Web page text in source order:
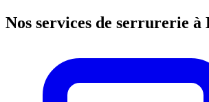
Nos services de serrurerie